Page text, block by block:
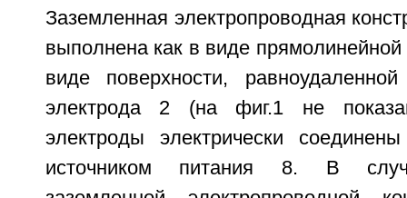
Заземленная электропроводная
выполнена как в виде прямолинейной
виде поверхности,
электрода 2 (на фиг.1 не
электроды электрически
источником питания 8. В